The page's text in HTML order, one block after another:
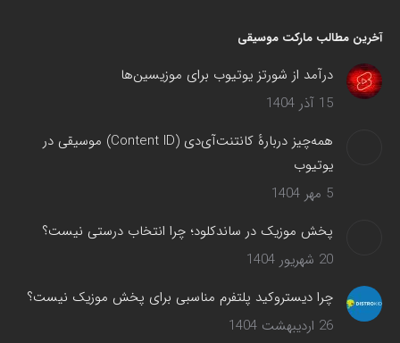
آخرین مطالب مارکت موسیقی
درآمد از شورتز یوتیوب برای موزیسین‌ها
15 آذر 1404
همه‌چیز دربارهٔ کانتنت‌آی‌دی (Content ID) موسیقی در
یوتیوب
5 مهر 1404
پخش موزیک در ساندکلود؛ چرا انتخاب درستی نیست؟
20 شهریور 1404
چرا دیستروکید پلتفرم مناسبی برای پخش موزیک نیست؟
26 اردیبهشت 1404